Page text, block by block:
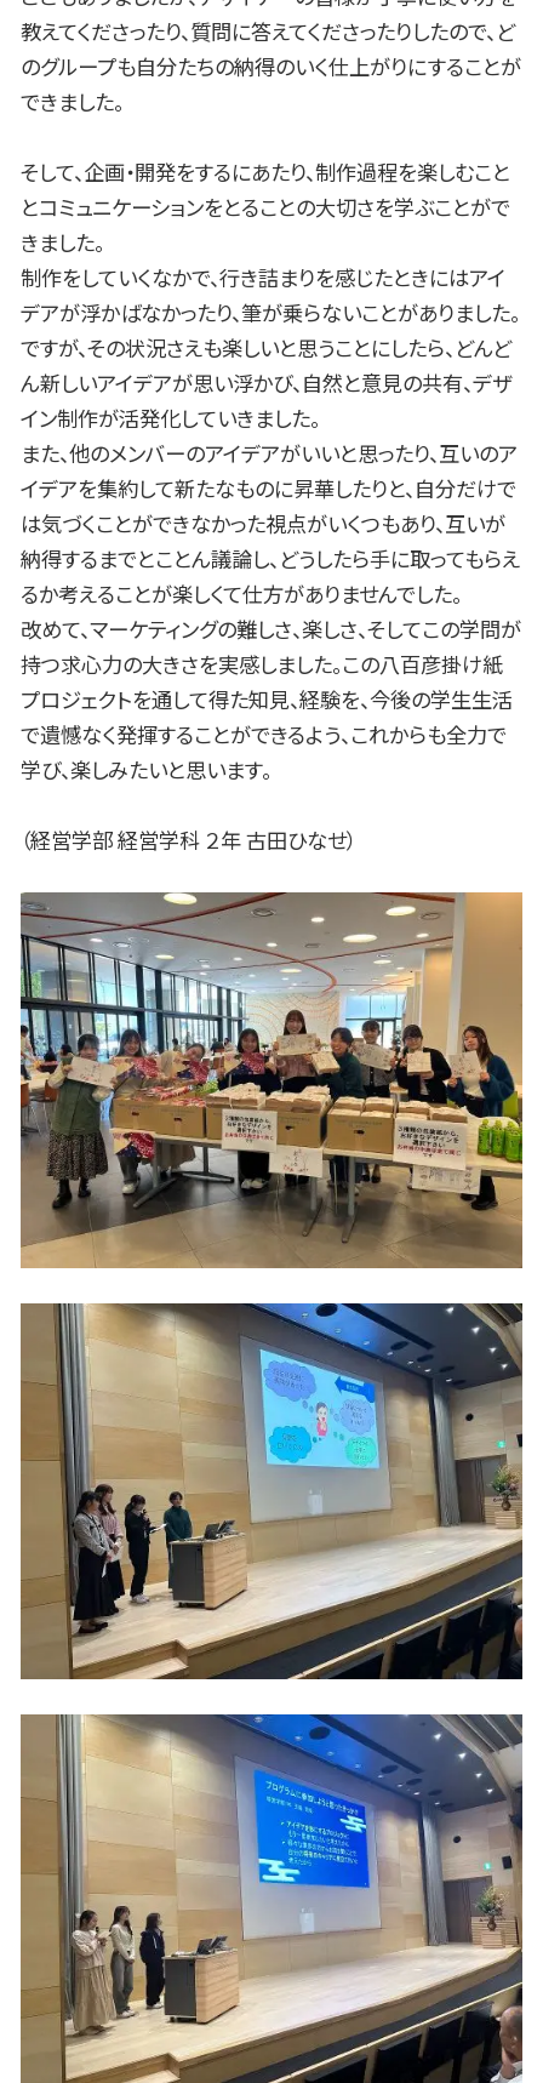
教えてくださったり、質問に答えてくださったりしたので、ど
のグループも自分たちの納得のいく仕上がりにすることが
できました。
そして、企画・開発をするにあたり、制作過程を楽しむこと
とコミュニケーションをとることの大切さを学ぶことがで
きました。
制作をしていくなかで、行き詰まりを感じたときにはアイ
デアが浮かばなかったり、筆が乗らないことがありました。
ですが、その状況さえも楽しいと思うことにしたら、どんど
ん新しいアイデアが思い浮かび、自然と意見の共有、デザ
イン制作が活発化していきました。
また、他のメンバーのアイデアがいいと思ったり、互いのア
イデアを集約して新たなものに昇華したりと、自分だけで
は気づくことができなかった視点がいくつもあり、互いが
納得するまでとことん議論し、どうしたら手に取ってもらえ
るか考えることが楽しくて仕方がありませんでした。
改めて、マーケティングの難しさ、楽しさ、そしてこの学問が
持つ求心力の大きさを実感しました。この八百彦掛け紙
プロジェクトを通して得た知見、経験を、今後の学生生活
で遺憾なく発揮することができるよう、これからも全力で
学び、楽しみたいと思います。
（経営学部 経営学科 ２年 古田ひなせ）